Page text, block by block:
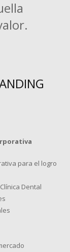
para el logro
Dental